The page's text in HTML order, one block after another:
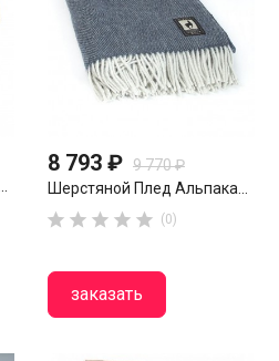
8 793 ₽ 9 770 ₽
Шерстяной Плед Альпака...
     (0)
заказать